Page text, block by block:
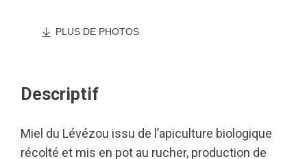
PLUS DE PHOTOS
Descriptif
Miel du Lévézou issu de l’apiculture biologique
récolté et mis en pot au rucher, production de